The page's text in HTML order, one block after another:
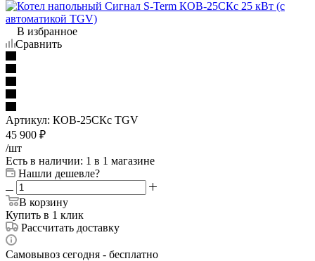
В избранное
Сравнить
Артикул: КОВ-25СКс TGV
45 900 ₽
/шт
Есть в наличии: 1 в 1 магазине
Нашли дешевле?
В корзину
Купить в 1 клик
Рассчитать доставку
Самовывоз сегодня - бесплатно